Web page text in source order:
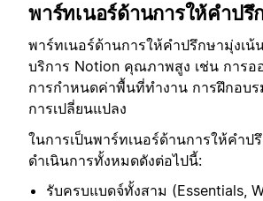
พาร์ทเนอร์ด้านการให้คำปรึ
พาร์ทเนอร์ด้านการให้คำปรึกษามุ่งเน้
บริการ Notion คุณภาพสูง เช่น การอ
การกำหนดค่าพื้นที่ทำงาน การฝึกอบร
การเปลี่ยนแปลง
ในการเป็นพาร์ทเนอร์ด้านการให้คำ
ดำเนินการทั้งหมดดังต่อไปนี้:
รับครบแบดจ์ทั้งสาม (Essentials,